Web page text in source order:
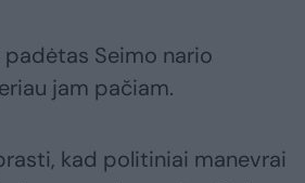
Seimo nario
jam pačiam.
kad politiniai manevrai